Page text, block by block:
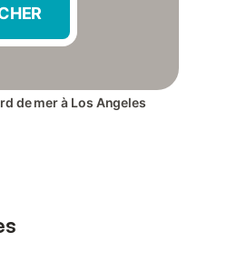
de mer à Los Angeles